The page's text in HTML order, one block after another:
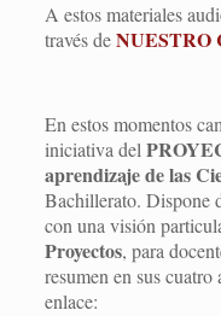
A estos materiales
través deNUESTRO
En estos momentos
iniciativa del
aprendizaje de las
Bachillerato. Dispone
con una visión
Proyectos, para
resumen en sus
enlace: